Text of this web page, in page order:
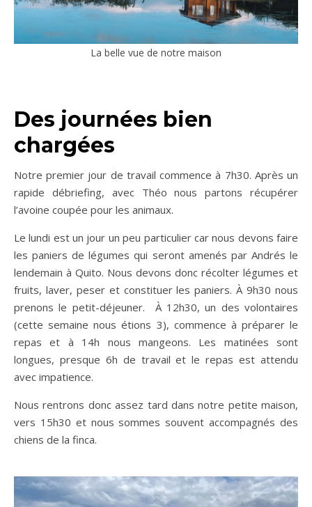
La belle vue de notre maison
Des journées bien
chargées
Notre premier jour de travail commence à 7h30. Après un
rapide débriefing, avec Théo nous partons récupérer
l’avoine coupée pour les animaux.
Le lundi est un jour un peu particulier car nous devons faire
les paniers de légumes qui seront amenés par Andrés le
lendemain à Quito. Nous devons donc récolter légumes et
fruits, laver, peser et constituer les paniers. À 9h30 nous
prenons le petit-déjeuner. À 12h30, un des volontaires
(cette semaine nous étions 3), commence à préparer le
repas et à 14h nous mangeons. Les matinées sont
longues, presque 6h de travail et le repas est attendu
avec impatience.
Nous rentrons donc assez tard dans notre petite maison,
vers 15h30 et nous sommes souvent accompagnés des
chiens de la finca.